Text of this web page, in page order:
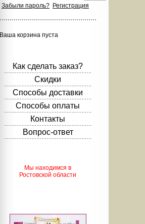
Забыли пароль? Регистрация
Ваша корзина пуста
Как сделать заказ?
Скидки
Способы доставки
Способы оплаты
Контакты
Вопрос-ответ
Мы находимся в
Ростовской области